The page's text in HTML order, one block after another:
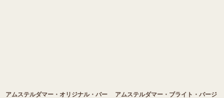
アムステルダマー・オリジナル・バー
アムステルダマー・ブライト・バージ